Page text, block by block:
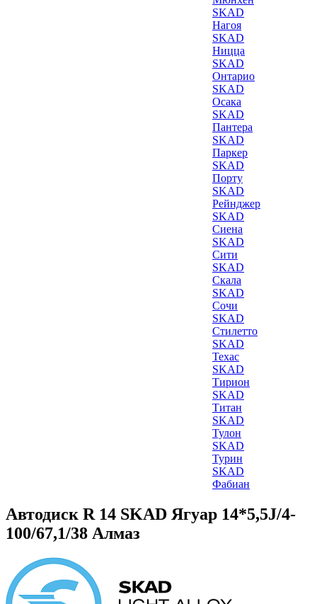
SKAD
Нагоя
SKAD
Ницца
SKAD
Онтарио
SKAD
Осака
SKAD
Пантера
SKAD
Паркер
SKAD
Порту
SKAD
Рейнджер
SKAD
Сиена
SKAD
Сити
SKAD
Скала
SKAD
Сочи
SKAD
Стилетто
SKAD
Техас
SKAD
Тирион
SKAD
Титан
SKAD
Тулон
SKAD
Турин
SKAD
Фабиан
Автодиск R 14 SKAD Ягуар 14*5,5J/4-
100/67,1/38 Алмаз